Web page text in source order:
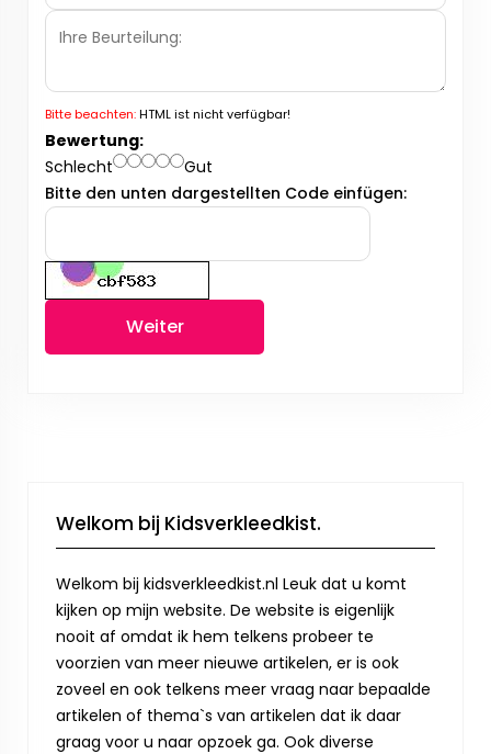
Bitte beachten:HTML ist nicht verfügbar!
Bewertung:
Schlecht
Gut
Bitte den unten dargestellten Code einfügen:
Weiter
Welkom bij Kidsverkleedkist.
Welkom bij kidsverkleedkist.nl Leuk dat u komt
kijken op mijn website. De website is eigenlijk
nooit af omdat ik hem telkens probeer te
voorzien van meer nieuwe artikelen, er is ook
zoveel en ook telkens meer vraag naar bepaalde
artikelen of thema`s van artikelen dat ik daar
graag voor u naar opzoek ga. Ook diverse